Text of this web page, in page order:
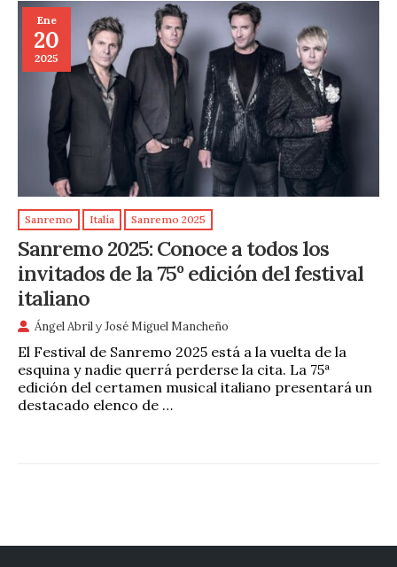
Ene
20
2025
Sanremo Italia Sanremo 2025
Sanremo 2025: Conoce a todos los
invitados de la 75º edición del festival
italiano
Ángel AbrilyJosé Miguel Mancheño
El Festival de Sanremo 2025 está a la vuelta de la
esquina y nadie querrá perderse la cita. La 75ª
edición del certamen musical italiano presentará un
destacado elenco de …